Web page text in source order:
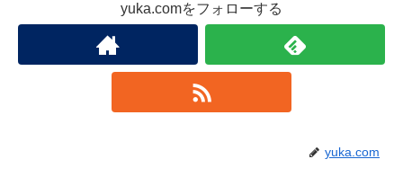
yuka.comをフォローする
yuka.com